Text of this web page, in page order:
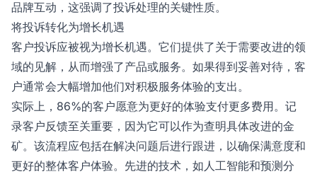
品牌互动，这强调了投诉处理的关键性质。
将投诉转化为增长机遇
客户投诉应被视为增长机遇。它们提供了关于需要改进的领
域的见解，从而增强了产品或服务。如果得到妥善对待，客
户通常会大幅增加他们对积极服务体验的支出。
实际上，86%的客户愿意为更好的体验支付更多费用。记
录客户反馈至关重要，因为它可以作为查明具体改进的金
矿。该流程应包括在解决问题后进行跟进，以确保满意度和
更好的整体客户体验。先进的技术，如人工智能和预测分